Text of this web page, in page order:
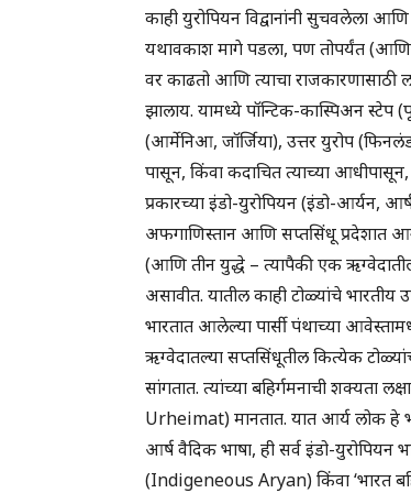
काही युरोपियन विद्वानांनी सुचवलेला
यथावकाश मागे पडला, पण तोपर्यंत
वर काढतो आणि त्याचा
झालाय. यामध्ये पॉन्टिक-कास्पिअन स्टेप
(आर्मेनिआ, जॉर्जिया), उत्तर युरोप
पासून, किंवा कदाचित त्याच्या आधीपासून,
प्रकारच्या इंडो-युरोपियन (इंडो-आर्यन,
अफगाणिस्तान आणि सप्तसिंधू प्रदेशात
(आणि तीन युद्धे – त्यापैकी एक
असावीत. यातील काही टोळ्यांचे
भारतात आलेल्या पार्सी पंथाच्या
ऋग्वेदातल्या सप्तसिंधूतील कित्येक
सांगतात. त्यांच्या बहिर्गमनाची शक्यता
Urheimat) मानतात. यात आर्य लोक हे
आर्ष वैदिक भाषा, ही सर्व इंडो-
(Indigeneous Aryan) किंवा ‘भारत